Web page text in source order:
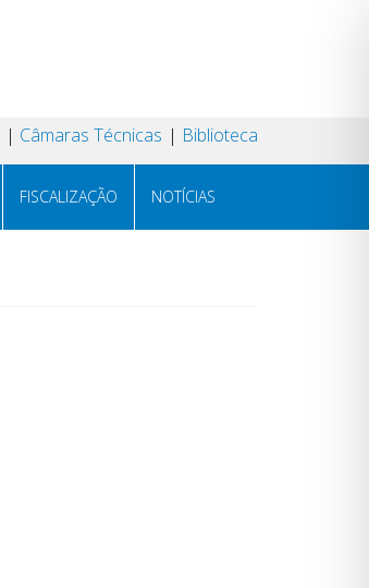
Câmaras Técnicas Biblioteca
FISCALIZAÇÃO NOTÍCIAS